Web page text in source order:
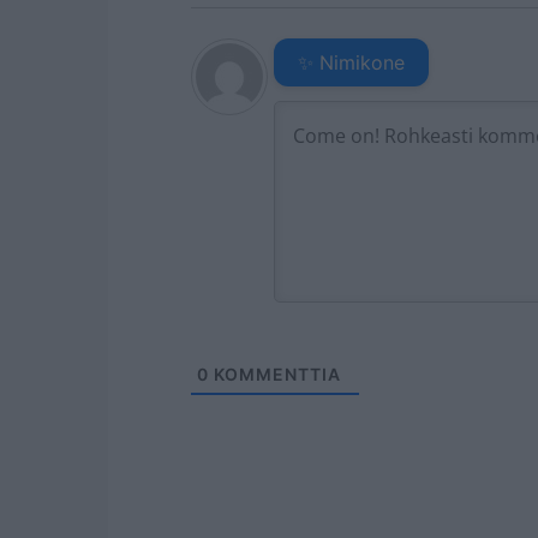
✨ Nimikone
0 KOMMENTTIA